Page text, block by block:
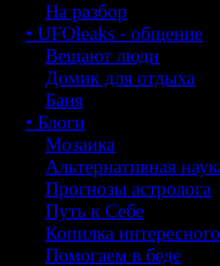
На разбор
• UFOleaks - общение
Вещают люди
Домик для отдыха
Баня
• Блоги
Мозаика
Альтернативная
Прогнозы астролога
Путь к Себе
Копилка интересного
Помогаем в беде